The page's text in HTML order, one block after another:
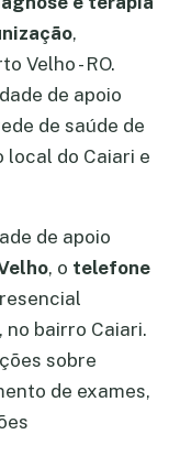
,
Velho - RO.
de apoio
de saúde de
local do Caiari e
de apoio
, o telefone
, no bairro Caiari.
sobre
de exames,